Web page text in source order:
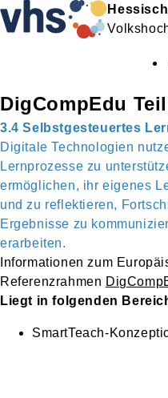
DigCompEdu
3.4 Selbstgesteuertes
Digitale Technologien
Lernprozesse zu
ermöglichen, ihr eigenes
und zu reflektieren,
Ergebnisse zu
erarbeiten.
Informationen zum
Referenzrahmen
Liegt in folgenden
SmartTeach-